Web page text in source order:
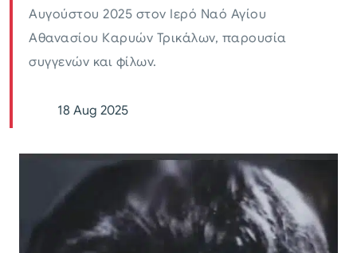
Αυγούστου 2025 στον Ιερό Ναό Αγίου
Αθανασίου Καρυών Τρικάλων, παρουσία
συγγενών και φίλων.
18 Aug 2025